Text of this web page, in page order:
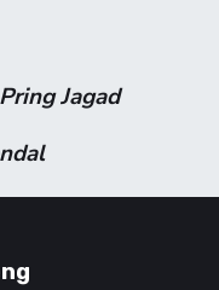
Jagad